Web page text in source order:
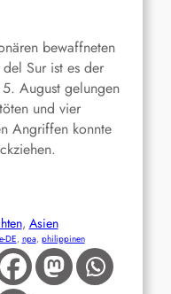
bewaffneten
Sur ist es der
August gelungen
und vier
Angriffen konnte
, Asien
DE, npa, philippinen